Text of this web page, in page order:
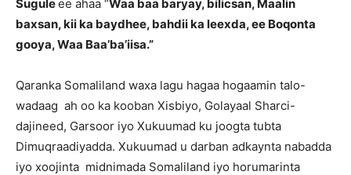
Suguleee ahaa “Waa baa baryay, bilicsan, Maalin
baxsan, kii ka baydhee, bahdii ka leexda, ee Boqonta
gooya, Waa Baa’ba’iisa.”
Qaranka Somaliland waxa lagu hagaa hogaamin talo-
wadaag ah oo ka kooban Xisbiyo, Golayaal Sharci-
dajineed, Garsoor iyo Xukuumad ku joogta tubta
Dimuqraadiyadda. Xukuumad u darban adkaynta nabadda
iyo xoojinta midnimada Somaliland iyo horumarinta